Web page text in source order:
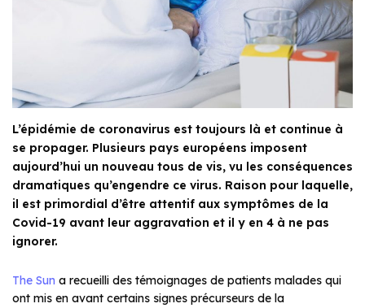
L’épidémie de coronavirus est toujours là et continue à
se propager. Plusieurs pays européens imposent
aujourd’hui un nouveau tous de vis, vu les conséquences
dramatiques qu’engendre ce virus. Raison pour laquelle,
il est primordial d’être attentif aux symptômes de la
Covid-19 avant leur aggravation et il y en 4 à ne pas
ignorer.
The Sun a recueilli des témoignages de patients malades qui
ont mis en avant certains signes précurseurs de la